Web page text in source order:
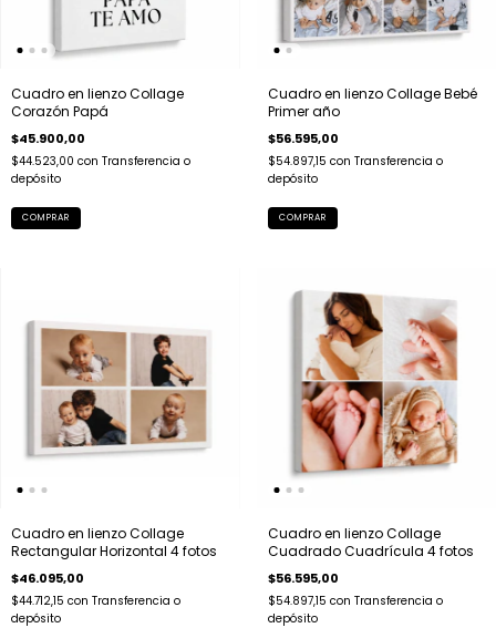
Cuadro en lienzo Collage
Corazón Papá
$45.900,00
$44.523,00 con Transferencia o
depósito
COMPRAR
Cuadro en lienzo Collage Bebé
Primer año
$56.595,00
$54.897,15 con Transferencia o
depósito
COMPRAR
Cuadro en lienzo Collage
Rectangular Horizontal 4 fotos
$46.095,00
$44.712,15 con Transferencia o
depósito
Cuadro en lienzo Collage
Cuadrado Cuadrícula 4 fotos
$56.595,00
$54.897,15 con Transferencia o
depósito